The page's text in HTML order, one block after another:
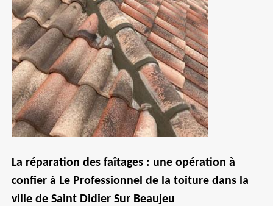
La réparation des faîtages : une opération à
confier à Le Professionnel de la toiture dans la
ville de Saint Didier Sur Beaujeu